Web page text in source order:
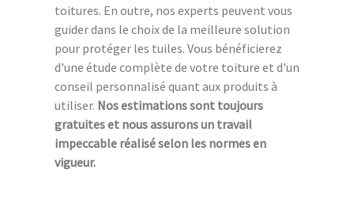
toitures. En outre, nos experts peuvent vous
guider dans le choix de la meilleure solution
pour protéger les tuiles. Vous bénéficierez
d'une étude complète de votre toiture et d'un
conseil personnalisé quant aux produits à
utiliser. Nos estimations sont toujours
gratuites et nous assurons un travail
impeccable réalisé selon les normes en
vigueur.